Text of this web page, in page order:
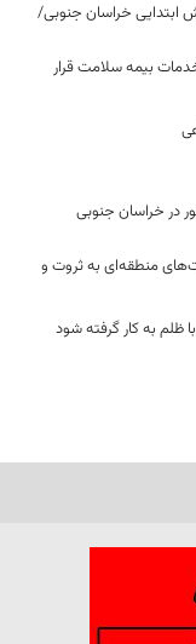
ابتدایی خراسان جنوبی/
بیمه سلامت قرار
در خراسان جنوبی
منطقه‌ای به ثروت و
ظلم به کار گرفته شود